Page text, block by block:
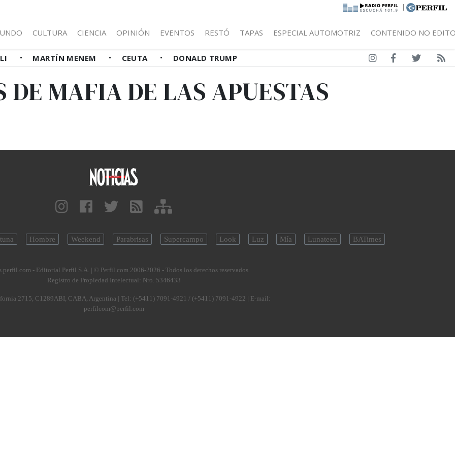
|
CULTURA CIENCIA OPINIÓN EVENTOS RESTÓ TAPAS ESPECIAL AUTOMOTRIZ CONTENIDO NO
MARTÍN MENEM CEUTA DONALD TRUMP
DE MAFIA DE LAS APUESTAS
Hombre Weekend Parabrisas Supercampo Look Luz Mía Lunateen BATimes
- Editorial Perfil S.A. | © Perfil.com 2006-2026 - Todos los derechos reservados
Registro de Propiedad Intelectual: Nro. 5346433
2715, C1289ABI, CABA, Argentina | Tel: (+5411) 7091-4921 / (+5411) 7091-4922 | E-mail:
perfilcom@perfil.com